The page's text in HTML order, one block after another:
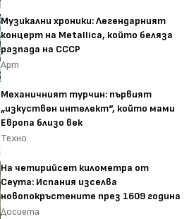
Музикални хроники: Легендарният
концерт на Metallica, който беляза
разпада на СССР
Арт
Механичният турчин: първият
„изкуствен интелект“, който мами
Европа близо век
Техно
На четирийсет километра от
Сеута: Испания изселва
новопокръстените през 1609 година
Досиета